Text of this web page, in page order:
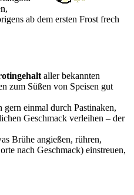
ab dem ersten Frost frech
aller bekannten
zum Süßen von Speisen gut
einmal durch Pastinaken,
Geschmack verleihen – der
Brühe angießen, rühren,
nach Geschmack) einstreuen,